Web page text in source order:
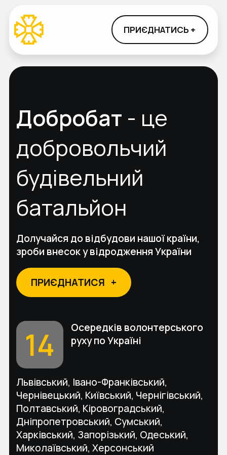
ПРИЄДНАТИСЬ +
Добробат - це
добровольчий
будівельний
батальйон
Долучайся до відбудови нашої країни,
зроби внесок у відродження України
ПРИЄДНАТИСЯ +
14
Осередків волонтерського
руху по Україні
Львівський, Івано-Франківський,
Чернівецький, Київський, Чернігівський,
Полтавський, Кіровоградський,
Дніпропетровський, Сумський,
Харківський, Запорізький, Одеський,
Миколаївський, Херсонський